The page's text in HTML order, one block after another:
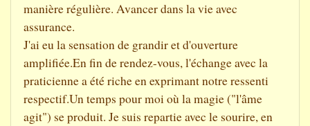
manière régulière. Avancer dans la vie avec
assurance.
J'ai eu la sensation de grandir et d'ouverture
amplifiée.En fin de rendez-vous, l'échange avec la
praticienne a été riche en exprimant notre ressenti
respectif.Un temps pour moi où la magie ("l'âme
agit") se produit. Je suis repartie avec le sourire, en